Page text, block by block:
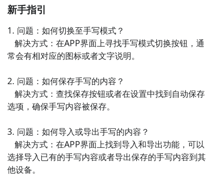
4. 《记账小帮手》：如果你想更好地掌握个人财务状
和收入情况，并生成详细的报表和图表，帮助你分析和
管理自己的财务，让你的理财更加科学和有计划。
以帮助你建立良好的早起习惯。它提供了定时闹钟和温
柔的唤醒音乐，帮助你在早晨轻松起床，开始一个美好
的一天。
6. 《习惯养成》：这款APP可以帮助你养成良好的习惯
和打破不良的习惯。它提供了个性化的定制功能和提醒
功能，帮助你跟踪和管理自己的习惯，让你的生活更加
有规律和有秩序。
新手指引
1. 问题：如何切换至手写模式？
常会有相对应的图标或者文字说明。
2. 问题：如何保存手写的内容？
选项，确保手写内容被保存。
3. 问题：如何导入或导出手写的内容？
选择导入已有的手写内容或者导出保存的手写内容到其
他设备。